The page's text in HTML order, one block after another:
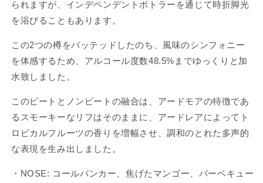
ソ
ン
ブ
ラ
ザ
ー
ズ
ア
ー
ド
モ
ア
ソ
ン
ブ
ラ
ズ
ア
モ
ア
られますが、インデペンデントボトラーを通じて時折脚光
を浴びることもあります。
この2つの樽をバッテッドしたのち、風味のシンフォニー
を体感するため、アルコール度数48.5%までゆっくりと加
水致しました。
このピートとノンピートの融合は、アードモアの特徴であ
るスモーキーなリフはそのままに、アードレアによってト
ロピカルフルーツの香りを増幅させ、調和のとれた多声的
な表現を生み出しました。
・NOSE: コールバンカー、焦げたマンゴー、バーベキュー